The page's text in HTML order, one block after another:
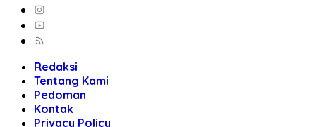
Redaksi
Tentang Kami
Pedoman
Kontak
Privacy Policy